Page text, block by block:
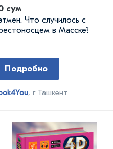
сум
Что случилось с
в Масске?
Подробно
, г Ташкент